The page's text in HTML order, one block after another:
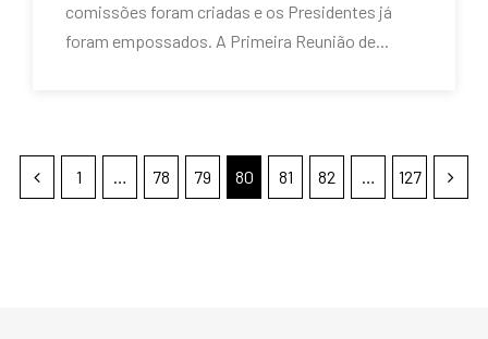
comissões foram criadas e os Presidentes já
foram empossados. A Primeira Reunião de...
1 … 78 79 80 81 82 … 127